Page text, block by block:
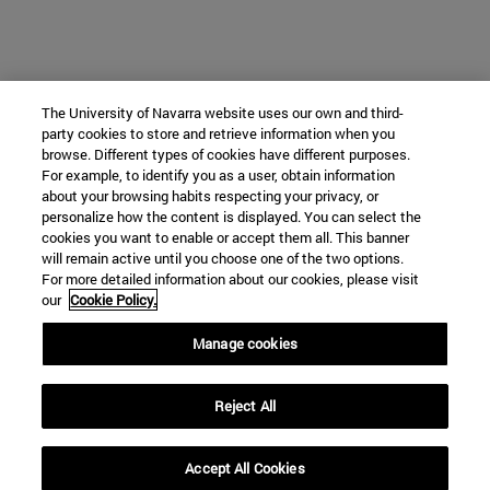
The University of Navarra website uses our own and third-
party cookies to store and retrieve information when you
browse. Different types of cookies have different purposes.
For example, to identify you as a user, obtain information
about your browsing habits respecting your privacy, or
personalize how the content is displayed. You can select the
cookies you want to enable or accept them all. This banner
will remain active until you choose one of the two options.
For more detailed information about our cookies, please visit
our Cookie Policy.
Manage cookies
Reject All
Accept All Cookies